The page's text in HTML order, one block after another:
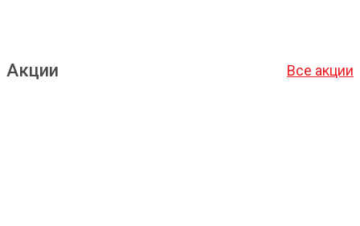
Акции Все акции